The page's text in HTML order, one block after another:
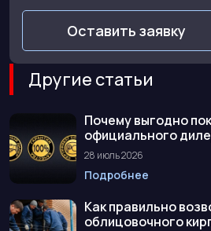
Оставить заявку
Другие статьи
Почему выгодно
официального
28 июль 2026
Подробнее
Как правильно
облицовочного